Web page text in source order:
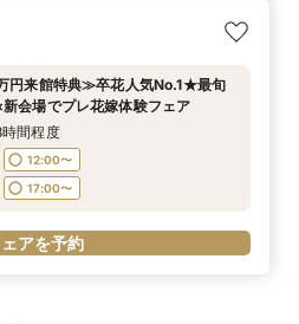
円来館特典≫卒花人気No.1★最旬
新会場でプレ花嫁体験フェア
間程度
12:00〜
17:00〜
アを予約